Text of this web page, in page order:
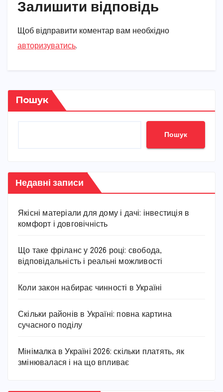
Залишити відповідь
Щоб відправити коментар вам необхідно
авторизуватись.
Пошук
Пошук
Недавні записи
Якісні матеріали для дому і дачі: інвестиція в
комфорт і довговічність
Що таке фріланс у 2026 році: свобода,
відповідальність і реальні можливості
Коли закон набирає чинності в Україні
Скільки районів в Україні: повна картина
сучасного поділу
Мінімалка в Україні 2026: скільки платять, як
змінювалася і на що впливає